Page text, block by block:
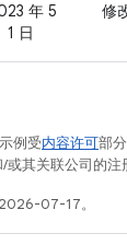
年 5
1 日
修
例受内容许可部
其关联公司的注
07-17。